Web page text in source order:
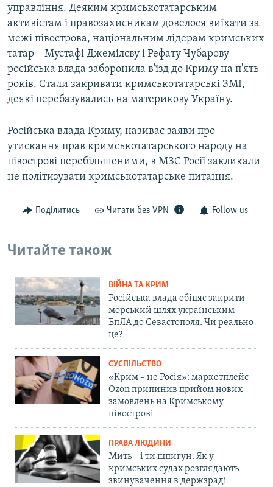
управління. Деяким кримськотатарським
активістам і правозахисникам довелося виїхати за
межі півострова, національним лідерам кримських
татар – Мустафі Джемілєву і Рефату Чубарову –
російська влада заборонила в'їзд до Криму на п'ять
років. Стали закривати кримськотатарські ЗМІ,
деякі перебазувались на материкову Україну.
Російська влада Криму, називає заяви про
утискання прав кримськотатарського народу на
півострові перебільшеними, в МЗС Росії закликали
не політизувати кримськотатарське питання.
Поділитись Читати без VPN Follow us
Читайте також
ВІЙНА ТА КРИМ
Російська влада обіцяє закрити
морський шлях українським
БпЛА до Севастополя. Чи реально
це?
СУСПІЛЬСТВО
«Крим – не Росія»: маркетплейс
Ozon припинив прийом нових
замовлень на Кримському
півострові
ПРАВА ЛЮДИНИ
Мить – і ти шпигун. Як у
кримських судах розглядають
звинувачення в держзраді